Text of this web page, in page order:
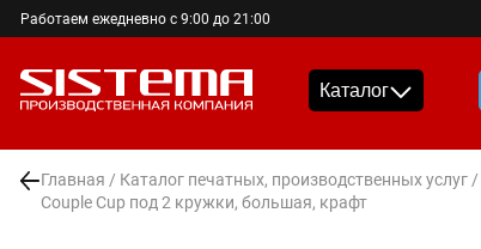
Работаем ежедневно с 9:00 до 21:00
Каталог
Главная / Каталог печатных, производственных услуг/
Couple Cup под 2 кружки, большая, крафт